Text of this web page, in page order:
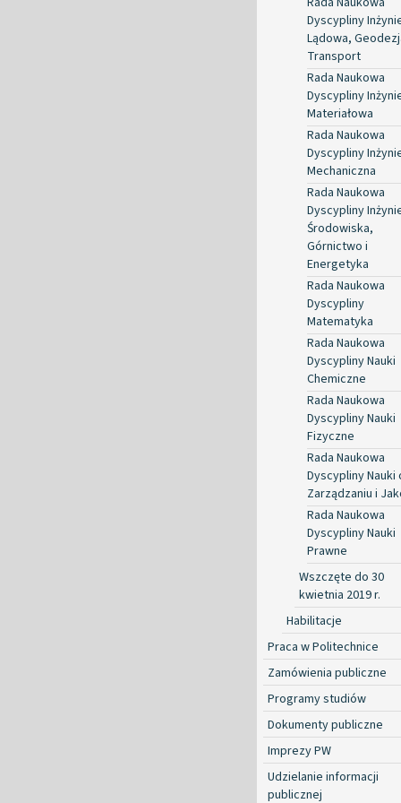
Dyscypliny
Lądowa,
Transport
Rada Naukowa
Dyscypliny
Materiałowa
Rada Naukowa
Dyscypliny
Mechaniczna
Rada Naukowa
Dyscypliny
Środowiska,
Górnictwo i
Energetyka
Rada Naukowa
Dyscypliny
Matematyka
Rada Naukowa
Dyscypliny Nauki
Chemiczne
Rada Naukowa
Dyscypliny Nauki
Fizyczne
Rada Naukowa
Dyscypliny Nauki
Zarządzaniu i
Rada Naukowa
Dyscypliny Nauki
Prawne
Wszczęte do 30
kwietnia 2019 r.
Habilitacje
Praca w Politechnice
Zamówienia publiczne
Programy studiów
Dokumenty publiczne
Imprezy PW
Udzielanie informacji
publicznej